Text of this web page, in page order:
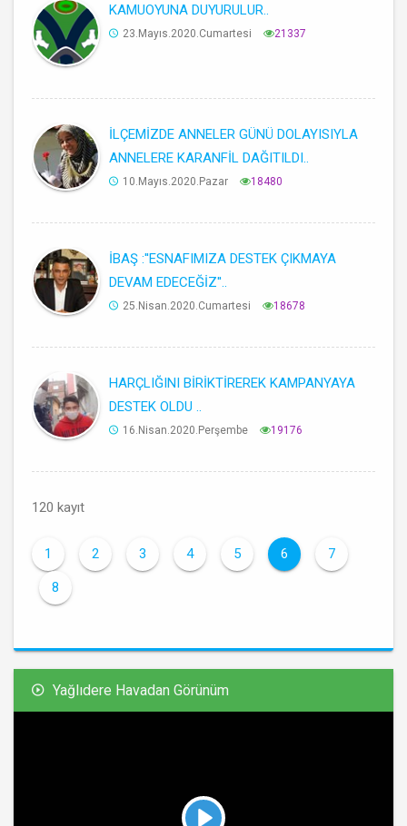
KAMUOYUNA DUYURULUR..
23.Mayıs.2020.Cumartesi 21337
İLÇEMİZDE ANNELER GÜNÜ DOLAYISIYLA
ANNELERE KARANFİL DAĞITILDI..
10.Mayıs.2020.Pazar 18480
İBAŞ :''ESNAFIMIZA DESTEK ÇIKMAYA
DEVAM EDECEĞİZ''..
25.Nisan.2020.Cumartesi 18678
HARÇLIĞINI BİRİKTİREREK KAMPANYAYA
DESTEK OLDU ..
16.Nisan.2020.Perşembe 19176
120 kayıt
1 2 3 4 5 6 7
8
Yağlıdere Havadan Görünüm